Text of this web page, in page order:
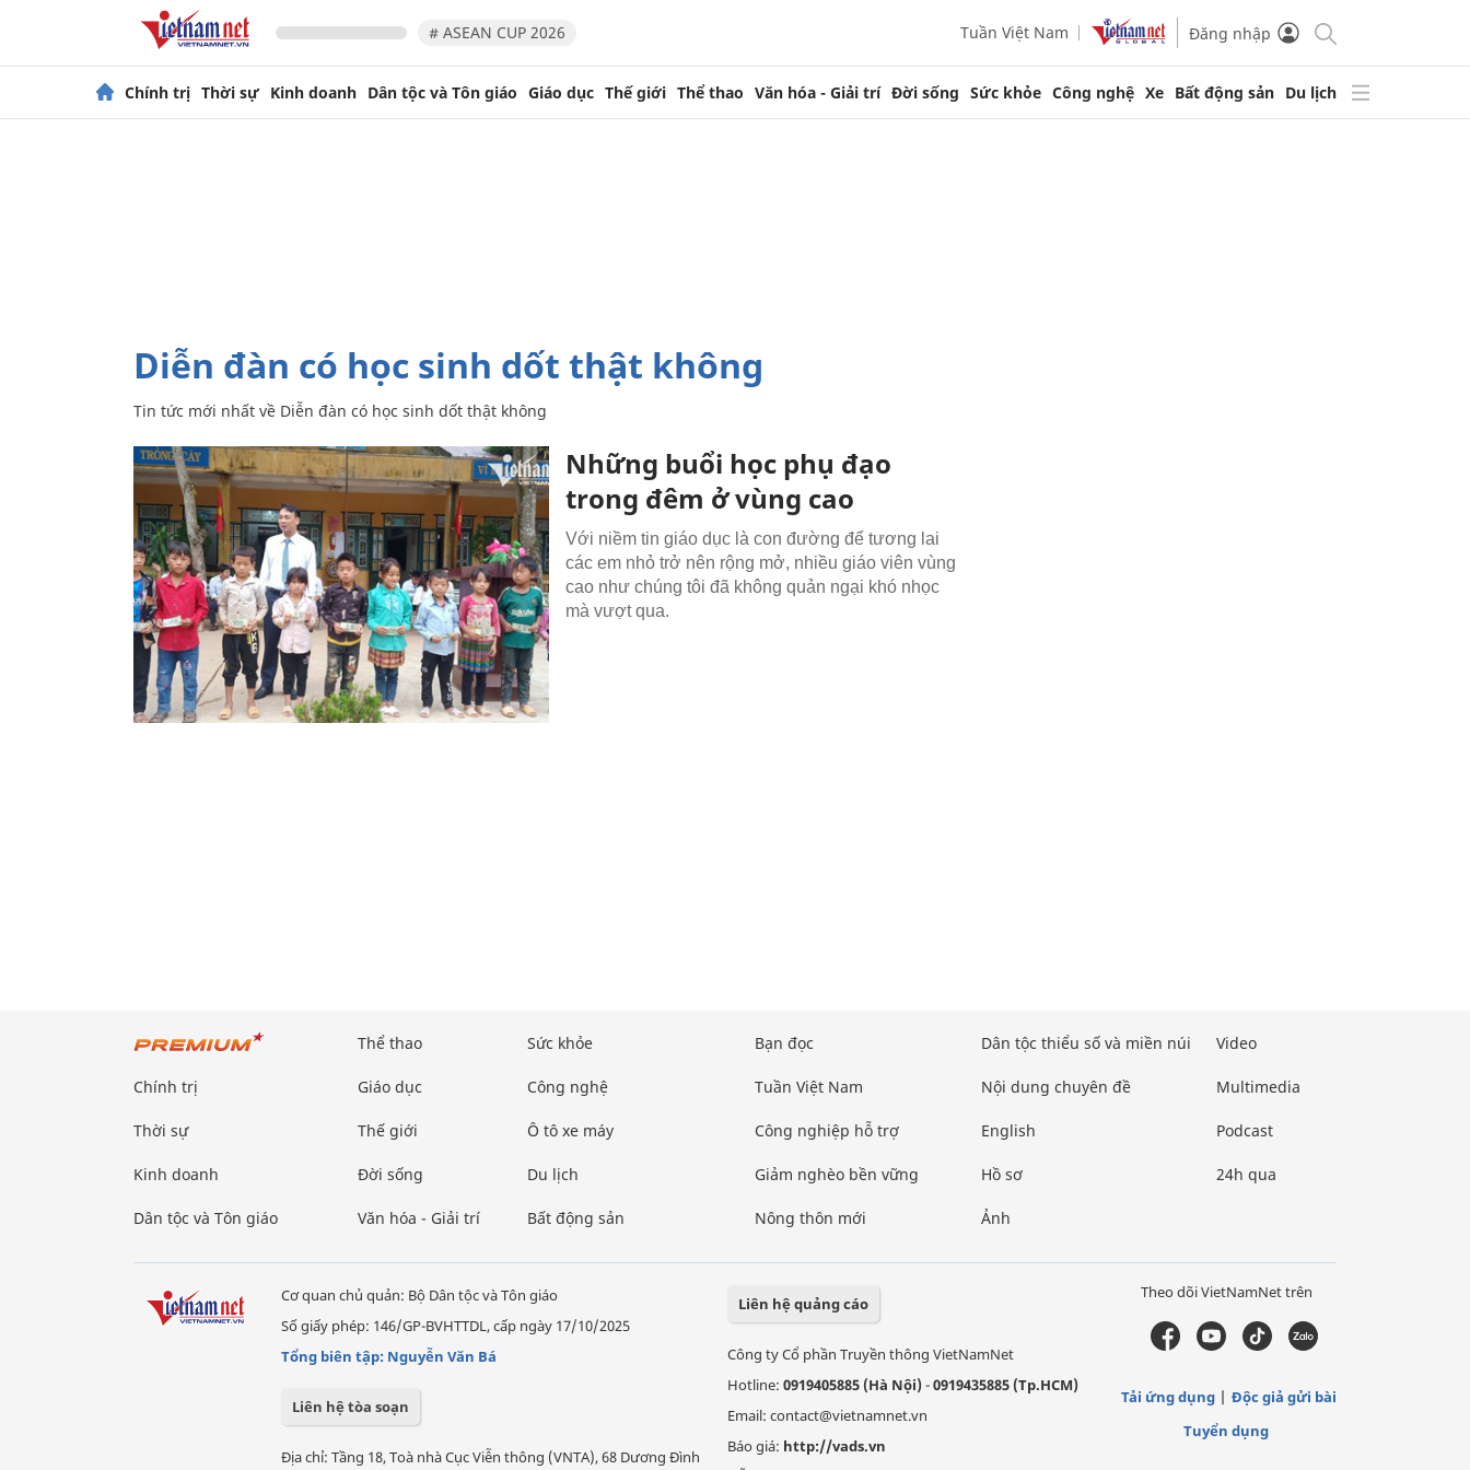
# ASEAN CUP 2026 Tuần Việt Nam Đăng nhập
Chính trị Thời sự Kinh doanh Dân tộc và Tôn giáo Giáo dục Thế giới Thể thao Văn hóa - Giải trí Đời sống Sức khỏe Công nghệ Xe Bất động sản Du lịch
Diễn đàn có học sinh dốt thật không
Tin tức mới nhất về Diễn đàn có học sinh dốt thật không
Những buổi học phụ đạo
trong đêm ở vùng cao
Với niềm tin giáo dục là con đường để tương lai
các em nhỏ trở nên rộng mở, nhiều giáo viên vùng
cao như chúng tôi đã không quản ngại khó nhọc
mà vượt qua.
Chính trị
Thời sự
Kinh doanh
Dân tộc và Tôn giáo
Thể thao
Giáo dục
Thế giới
Đời sống
Văn hóa - Giải trí
Sức khỏe
Công nghệ
Ô tô xe máy
Du lịch
Bất động sản
Bạn đọc
Tuần Việt Nam
Công nghiệp hỗ trợ
Giảm nghèo bền vững
Nông thôn mới
Dân tộc thiểu số và miền núi
Nội dung chuyên đề
English
Hồ sơ
Ảnh
Video
Multimedia
Podcast
24h qua
Cơ quan chủ quản: Bộ Dân tộc và Tôn giáo
Số giấy phép: 146/GP-BVHTTDL, cấp ngày 17/10/2025
Tổng biên tập: Nguyễn Văn Bá
Liên hệ tòa soạn
Địa chỉ: Tầng 18, Toà nhà Cục Viễn thông (VNTA), 68 Dương Đình
Liên hệ quảng cáo
Công ty Cổ phần Truyền thông VietNamNet
Hotline: 0919405885 (Hà Nội)-0919435885 (Tp.HCM)
Email: contact@vietnamnet.vn
Báo giá: http://vads.vn
Theo dõi VietNamNet trên
Tải ứng dụng
Độc giả gửi bài
Tuyển dụng